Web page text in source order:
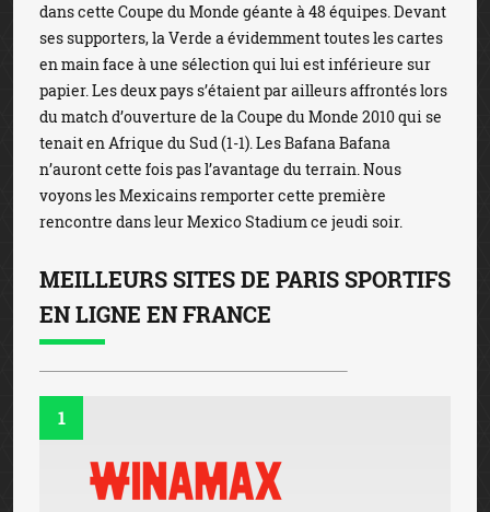
dans cette Coupe du Monde géante à 48 équipes. Devant
ses supporters, la Verde a évidemment toutes les cartes
en main face à une sélection qui lui est inférieure sur
papier. Les deux pays s’étaient par ailleurs affrontés lors
du match d’ouverture de la Coupe du Monde 2010 qui se
tenait en Afrique du Sud (1-1). Les Bafana Bafana
n’auront cette fois pas l’avantage du terrain. Nous
voyons les Mexicains remporter cette première
rencontre dans leur Mexico Stadium ce jeudi soir.
MEILLEURS SITES DE PARIS SPORTIFS
EN LIGNE EN FRANCE
1